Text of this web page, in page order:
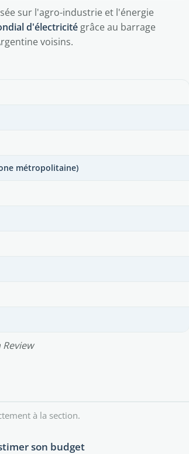
sur l'agro-industrie et l'énergie
d'électricité grâce au barrage
voisins.
métropolitaine)
à la section.
son budget